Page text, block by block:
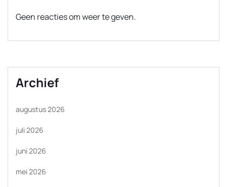
Geen reacties om weer te geven.
Archief
augustus 2026
juli 2026
juni 2026
mei 2026